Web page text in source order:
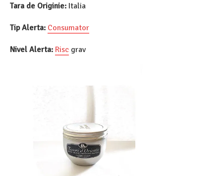
Tara de Originie: Italia
Tip Alerta: Consumator
Nivel Alerta: Risc grav